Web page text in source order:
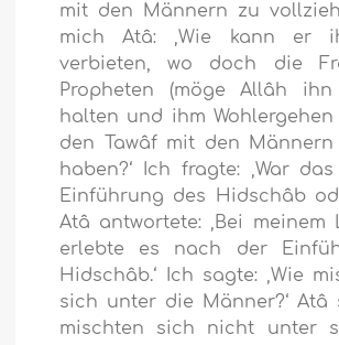
mit den Männern zu
mich Atâ: ‚Wie kann er
verbieten, wo doch die
Propheten (möge Allâh
halten und ihm Wohlergehen
den Tawâf mit den
haben?‘ Ich fragte: ‚War
Einführung des Hidschâb
Atâ antwortete: ‚Bei meinem
erlebte es nach der
Hidschâb.‘ Ich sagte: ‚Wie
sich unter die Männer?‘ Atâ
mischten sich nicht unter